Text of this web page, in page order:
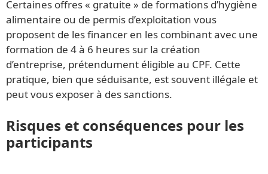
Certaines offres « gratuite » de formations d’hygiène
alimentaire ou de permis d’exploitation vous
proposent de les financer en les combinant avec une
formation de 4 à 6 heures sur la création
d’entreprise, prétendument éligible au CPF. Cette
pratique, bien que séduisante, est souvent illégale et
peut vous exposer à des sanctions.
Risques et conséquences pour les
participants